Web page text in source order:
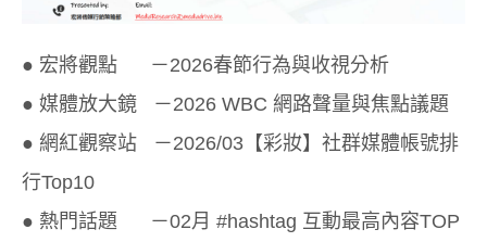
● 宏將觀點 －2026春節行為與收視分析
● 媒體放大鏡 －2026 WBC 網路聲量與焦點議題
● 網紅觀察站 －2026/03【彩妝】社群媒體帳號排
行Top10
● 熱門話題 －02月 #hashtag 互動最高內容TOP